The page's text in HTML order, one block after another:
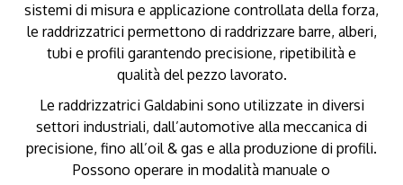
sistemi di misura e applicazione controllata della forza,
le raddrizzatrici permettono di raddrizzare barre, alberi,
tubi e profili garantendo precisione, ripetibilità e
qualità del pezzo lavorato.
Le raddrizzatrici Galdabini sono utilizzate in diversi
settori industriali, dall’automotive alla meccanica di
precisione, fino all’oil & gas e alla produzione di profili.
Possono operare in modalità manuale o